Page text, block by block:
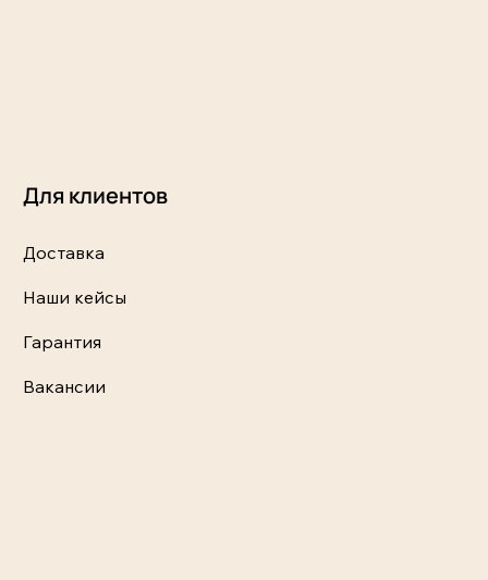
Для клиентов
Доставка
Наши кейсы
Гарантия
Вакансии